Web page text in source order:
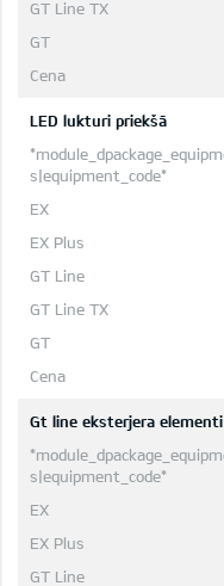
LED lukturi priekšā
Gt line eksterjera elementi